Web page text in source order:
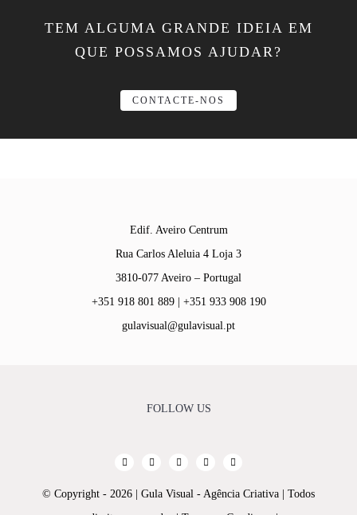
TEM ALGUMA GRANDE IDEIA EM
QUE POSSAMOS AJUDAR?
CONTACTE-NOS
Edif. Aveiro Centrum
Rua Carlos Aleluia 4 Loja 3
3810-077 Aveiro – Portugal
+351 918 801 889 | +351 933 908 190
gulavisual@gulavisual.pt
FOLLOW US
© Copyright - 2026 | Gula Visual - Agência Criativa | Todos